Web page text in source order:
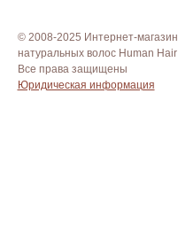
© 2008-2025 Интернет-магазин
натуральных волос Human Hair
Все права защищены
Юридическая информация